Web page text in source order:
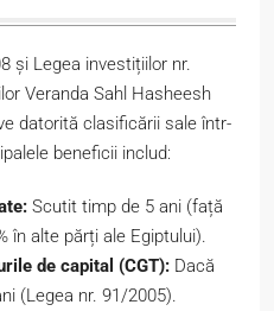
și Legea investițiilor nr.
Veranda Sahl Hasheesh
datorită clasificării sale într-
beneficii includ:
Scutit timp de 5 ani (față
în alte părți ale Egiptului).
de capital (CGT): Dacă
(Legea nr. 91/2005).